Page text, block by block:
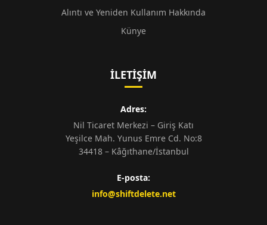
Alıntı ve Yeniden Kullanım Hakkında
Künye
İLETIŞIM
Adres:
Nil Ticaret Merkezi – Giriş Katı
Yeşilce Mah. Yunus Emre Cd. No:8
34418 – Kâğıthane/İstanbul
E-posta:
info@shiftdelete.net